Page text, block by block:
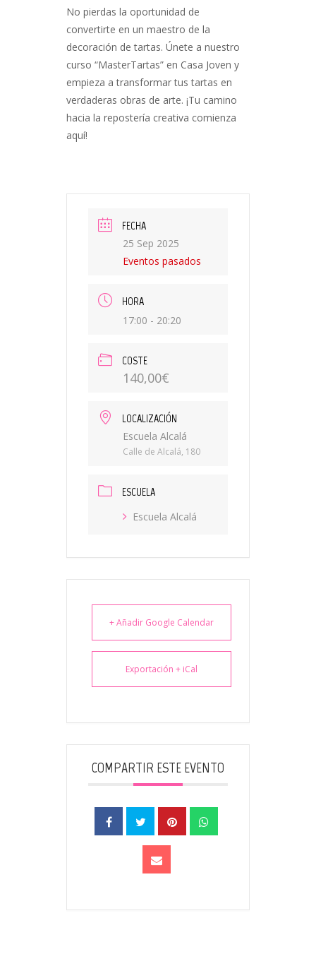
No pierdas la oportunidad de
convertirte en un maestro de la
decoración de tartas. Únete a nuestro
curso “MasterTartas” en Casa Joven y
empieza a transformar tus tartas en
verdaderas obras de arte. ¡Tu camino
hacia la repostería creativa comienza
aquí!
FECHA
25 Sep 2025
Eventos pasados
HORA
17:00 - 20:20
COSTE
140,00€
LOCALIZACIÓN
Escuela Alcalá
Calle de Alcalá, 180
ESCUELA
Escuela Alcalá
+ Añadir Google Calendar
Exportación + iCal
COMPARTIR ESTE EVENTO